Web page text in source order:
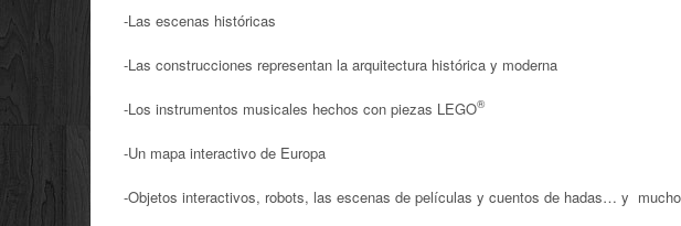
-Las escenas históricas
-Las construcciones representan la arquitectura histórica y moderna
-Los instrumentos musicales hechos con piezas LEGO®
-Un mapa interactivo de Europa
-Objetos interactivos, robots, las escenas de películas y cuentos de hadas… y